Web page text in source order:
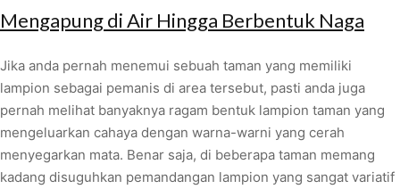
Mengapung di Air Hingga Berbentuk Naga
Jika anda pernah menemui sebuah taman yang memiliki
lampion sebagai pemanis di area tersebut, pasti anda juga
pernah melihat banyaknya ragam bentuk lampion taman yang
mengeluarkan cahaya dengan warna-warni yang cerah
menyegarkan mata. Benar saja, di beberapa taman memang
kadang disuguhkan pemandangan lampion yang sangat variatif